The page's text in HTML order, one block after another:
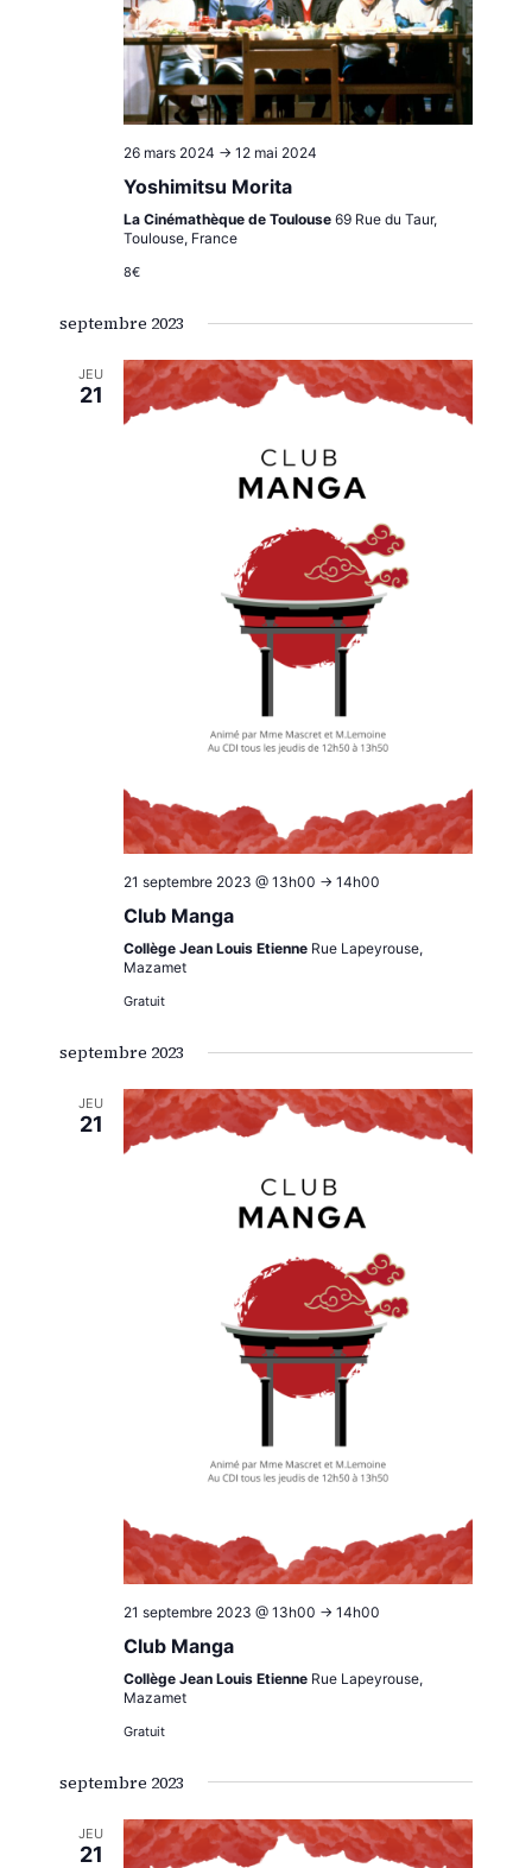
26 mars 2024 -> 12 mai 2024
Yoshimitsu Morita
La Cinémathèque de Toulouse 69 Rue du Taur,
Toulouse, France
8€
septembre 2023
JEU
21
21 septembre 2023 @ 13h00 -> 14h00
Club Manga
Collège Jean Louis Etienne Rue Lapeyrouse,
Mazamet
Gratuit
septembre 2023
JEU
21
21 septembre 2023 @ 13h00 -> 14h00
Club Manga
Collège Jean Louis Etienne Rue Lapeyrouse,
Mazamet
Gratuit
septembre 2023
JEU
21